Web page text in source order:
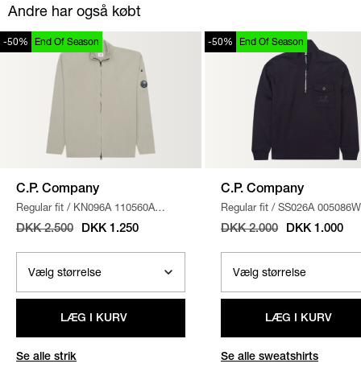
Andre har også købt
-50% End Of Season
C.P. Company
Regular fit / KN096A 110560A
STRIK / SAND
DKK 2.500 DKK 1.250
LÆG I KURV
Se alle strik
-50% End Of Season
C.P. Company
Regular fit / SS026A 005086W
SWEATSHIRT
/ NAVY
DKK 2.000 DKK 1.000
LÆG I KURV
Se alle sweatshirts